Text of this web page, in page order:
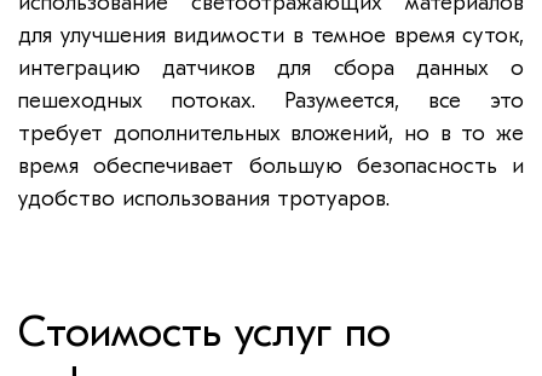
для улучшения видимости в темное время суток,
интеграцию датчиков для сбора данных о
пешеходных потоках. Разумеется, все это
требует дополнительных вложений, но в то же
время обеспечивает большую безопасность и
удобство использования тротуаров.
Стоимость услуг по